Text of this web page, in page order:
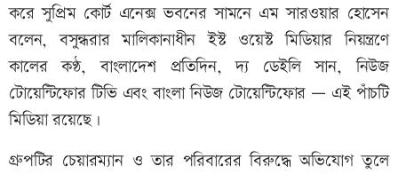
করে সুপ্রিম কোর্ট এনেক্স ভবনের সামনে এম সারওয়ার হোসেন
বলেন, বসুন্ধরার মালিকানাধীন ইস্ট ওয়েস্ট মিডিয়ার নিয়ন্ত্রণে
কালের কণ্ঠ, বাংলাদেশ প্রতিদিন, দ্য ডেইলি সান, নিউজ
টোয়েন্টিফোর টিভি এবং বাংলা নিউজ টোয়েন্টিফোর — এই পাঁচটি
মিডিয়া রয়েছে।
গ্রুপটির চেয়ারম্যান ও তার পরিবারের বিরুদ্ধে অভিযোগ তুলে